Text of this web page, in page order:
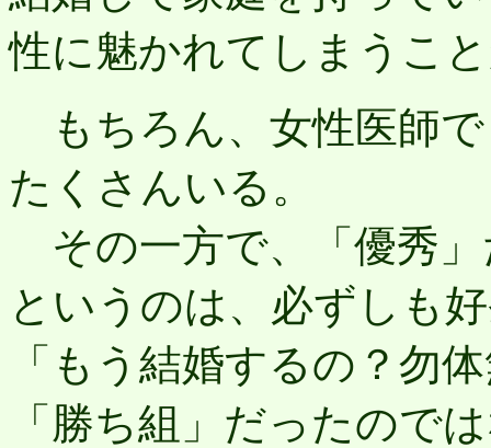
性に魅かれてしまうこ
もちろん、女性医師
たくさんいる。
その一方で、「優秀
というのは、必ずしも
「もう結婚するの？勿
「勝ち組」だったので